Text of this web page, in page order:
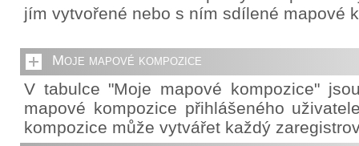
jím vytvořené nebo s ním sdílené mapové
Moje mapové kompozice
V tabulce "Moje mapové kompozice"
mapové kompozice přihlášeného
kompozice může vytvářet každý